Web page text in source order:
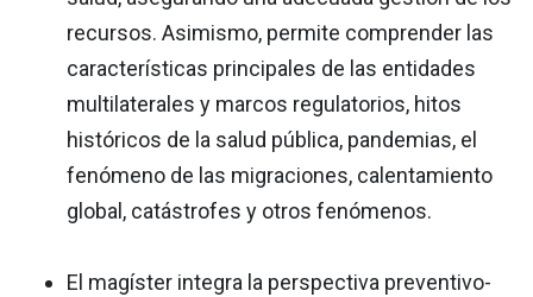
recursos. Asimismo, permite comprender las
características principales de las entidades
multilaterales y marcos regulatorios, hitos
históricos de la salud pública, pandemias, el
fenómeno de las migraciones, calentamiento
global, catástrofes y otros fenómenos.
El magíster integra la perspectiva preventivo-